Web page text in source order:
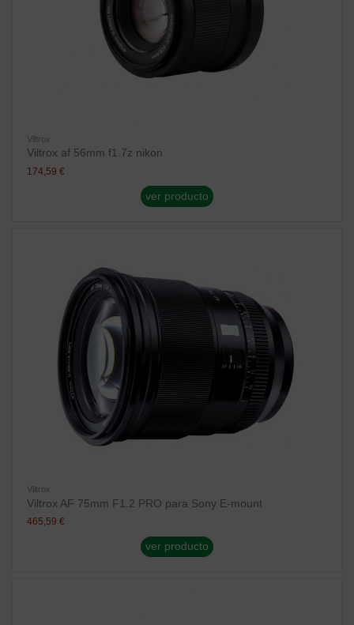
Viltrox
Viltrox af 56mm f1.7z nikon
174,59 €
ver producto
Viltrox
Viltrox AF 75mm F1.2 PRO para Sony E-mount
465,59 €
ver producto